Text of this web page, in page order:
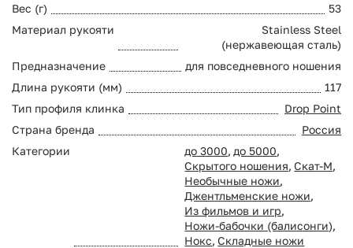
Вес (г)
53
Материал рукояти
Stainless Steel
(нержавеющая сталь)
Предназначение
для повседневного ношения
Длина рукояти (мм)
117
Тип профиля клинка
Drop Point
Страна бренда
Россия
Категории
до 3000, до 5000,
Скрытого ношения, Скат-М,
Необычные ножи,
Джентльменские ножи,
Из фильмов и игр,
Ножи-бабочки (балисонги),
Нокс, Складные ножи